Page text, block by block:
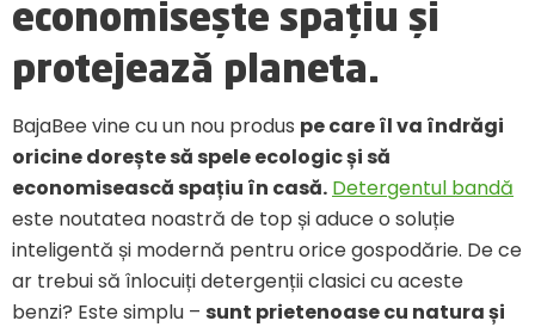
economisește spațiu și
protejează planeta.
BajaBee vine cu un nou produs pe care îl va îndrăgi
oricine dorește să spele ecologic și să
economisească spațiu în casă. Detergentul bandă
este noutatea noastră de top și aduce o soluție
inteligentă și modernă pentru orice gospodărie. De ce
ar trebui să înlocuiți detergenții clasici cu aceste
benzi? Este simplu – sunt prietenoase cu natura și